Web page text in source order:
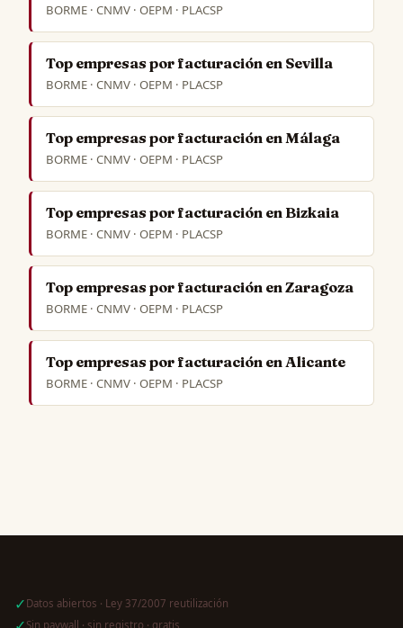
BORME · CNMV · OEPM · PLACSP
Top empresas por facturación en Sevilla
BORME · CNMV · OEPM · PLACSP
Top empresas por facturación en Málaga
BORME · CNMV · OEPM · PLACSP
Top empresas por facturación en Bizkaia
BORME · CNMV · OEPM · PLACSP
Top empresas por facturación en Zaragoza
BORME · CNMV · OEPM · PLACSP
Top empresas por facturación en Alicante
BORME · CNMV · OEPM · PLACSP
✓ Datos abiertos · Ley 37/2007 reutilización
Sin paywall · sin registro · gratis